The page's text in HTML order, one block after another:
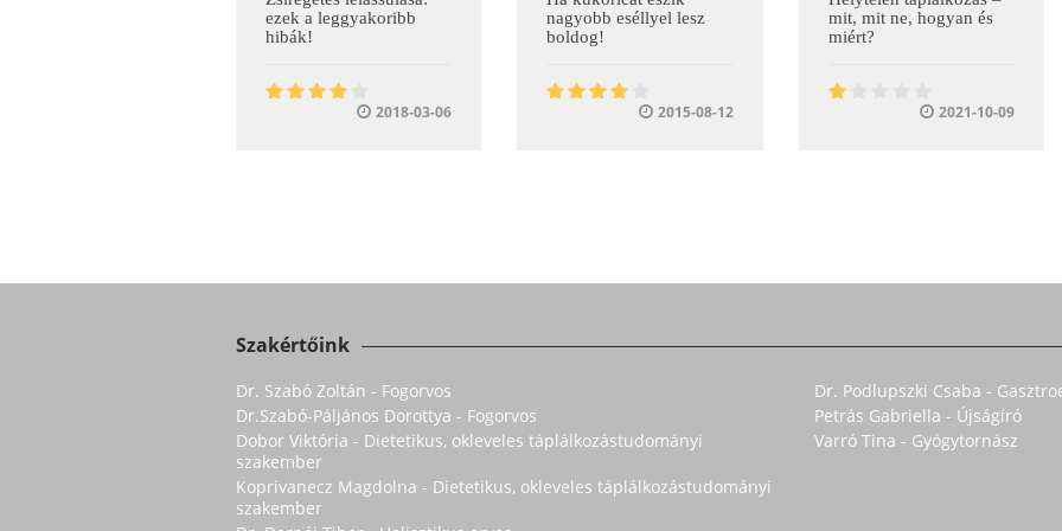
ezek a leggyakoribb
hibák!
2018-03-06
nagyobb eséllyel lesz
boldog!
2015-08-12
mit, mit ne, hogyan és
miért?
2021-10-09
Szakértőink
Dr. Szabó Zoltán - Fogorvos
Dr.Szabó-Páljános Dorottya - Fogorvos
Dobor Viktória - Dietetikus, okleveles táplálkozástudományi
szakember
Koprivanecz Magdolna - Dietetikus, okleveles táplálkozástudományi
szakember
Dr. Podlupszki Csaba -
Petrás Gabriella - Újságíró
Varró Tina - Gyógytornász